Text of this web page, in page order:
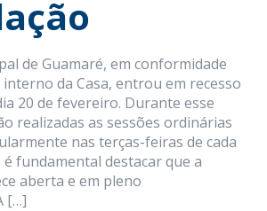
de Guamaré, em conformidade
da Casa, entrou em recesso
20 de fevereiro. Durante esse
realizadas as sessões ordinárias
nas terças-feiras de cada
fundamental destacar que a
aberta e em pleno
[…]